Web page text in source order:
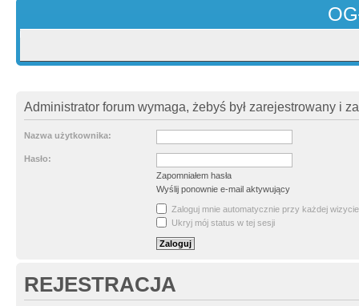
Administrator forum wymaga, żebyś był zarejestrowany i
Nazwa użytkownika:
Hasło:
Zapomniałem hasła
Wyślij ponownie e-mail aktywujący
Zaloguj mnie automatycznie przy każdej wizycie
Ukryj mój status w tej sesji
REJESTRACJA